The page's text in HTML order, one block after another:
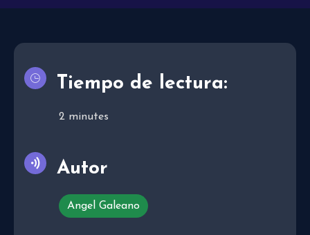
Tiempo de lectura:
2 minutes
Autor
Angel Galeano